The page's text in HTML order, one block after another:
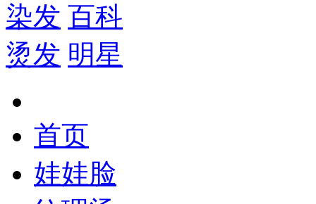
染发 百科
烫发 明星
首页
娃娃脸